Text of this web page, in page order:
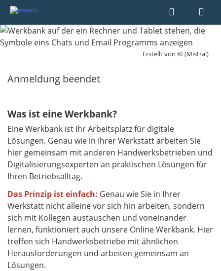
Erstellt von KI (Mistral)
Anmeldung beendet
Was ist eine Werkbank?
Eine Werkbank ist Ihr Arbeitsplatz für digitale
Lösungen. Genau wie in Ihrer Werkstatt arbeiten Sie
hier gemeinsam mit anderen Handwerksbetrieben und
Digitalisierungsexperten an praktischen Lösungen für
Ihren Betriebsalltag.
Das Prinzip ist einfach: Genau wie Sie in Ihrer
Werkstatt nicht alleine vor sich hin arbeiten, sondern
sich mit Kollegen austauschen und voneinander
lernen, funktioniert auch unsere Online Werkbank. Hier
treffen sich Handwerksbetriebe mit ähnlichen
Herausforderungen und arbeiten gemeinsam an
Lösungen.